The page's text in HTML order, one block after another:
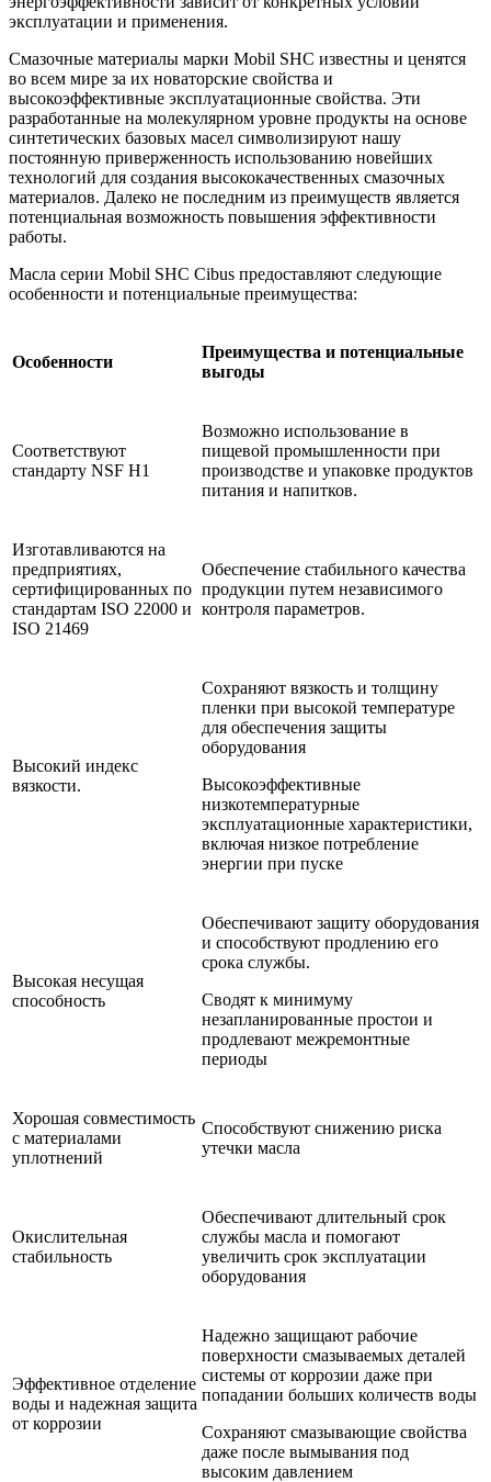
эксплуатации и применения.
Смазочные материалы марки Mobil SHC известны и ценятся
во всем мире за их новаторские свойства и
высокоэффективные эксплуатационные свойства. Эти
разработанные на молекулярном уровне продукты на основе
синтетических базовых масел символизируют нашу
постоянную приверженность использованию новейших
технологий для создания высококачественных смазочных
материалов. Далеко не последним из преимуществ является
потенциальная возможность повышения эффективности
работы.
Масла серии Mobil SHC Cibus предоставляют следующие
особенности и потенциальные преимущества:
Особенности
Преимущества и потенциальные
выгоды
Соответствуют
стандарту NSF H1
Возможно использование в
пищевой промышленности при
производстве и упаковке продуктов
питания и напитков.
Изготавливаются на
предприятиях,
сертифицированных по
стандартам ISO 22000 и
ISO 21469
Обеспечение стабильного качества
продукции путем независимого
контроля параметров.
Высокий индекс
вязкости.
Сохраняют вязкость и толщину
пленки при высокой температуре
для обеспечения защиты
оборудования
Высокоэффективные
низкотемпературные
эксплуатационные характеристики,
включая низкое потребление
энергии при пуске
Высокая несущая
способность
Обеспечивают защиту оборудования
и способствуют продлению его
срока службы.
Сводят к минимуму
незапланированные простои и
продлевают межремонтные
периоды
Хорошая совместимость
с материалами
уплотнений
Способствуют снижению риска
утечки масла
Окислительная
стабильность
Обеспечивают длительный срок
службы масла и помогают
увеличить срок эксплуатации
оборудования
Эффективное отделение
воды и надежная защита
от коррозии
Надежно защищают рабочие
поверхности смазываемых деталей
системы от коррозии даже при
попадании больших количеств воды
Сохраняют смазывающие свойства
даже после вымывания под
высоким давлением